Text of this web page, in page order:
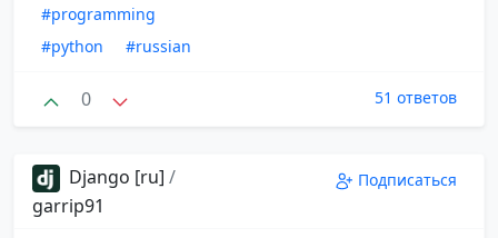
#programming
#python
#russian
0 51 ответов
Django [ru] /
garrip91
Подписаться